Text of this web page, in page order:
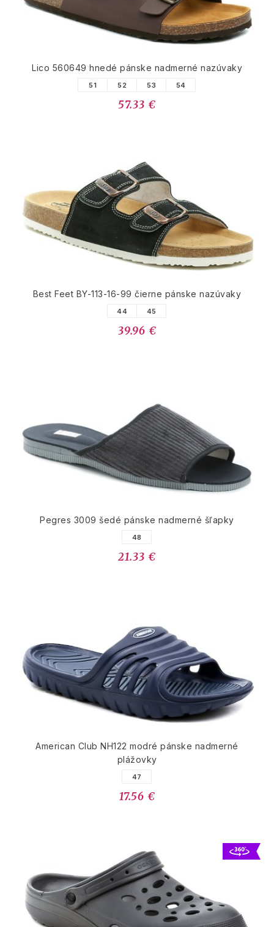
Lico 560649 hnedé pánske nadmerné nazúvaky
51 52 53 54
57.33 €
Best Feet BY-113-16-99 čierne pánske nazúvaky
44 45
39.96 €
Pegres 3009 šedé pánske nadmerné šľapky
48
21.33 €
American Club NH122 modré pánske nadmerné
plážovky
47
17.56 €